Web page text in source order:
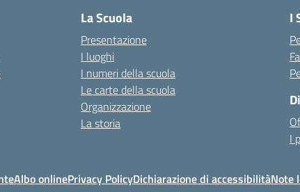
La Scuola
Presentazione
I luoghi
I numeri della scuola
Le carte della scuola
Organizzazione
La storia
I
I
Albo onlinePrivacy PolicyDichiarazione di accessibilitàNote